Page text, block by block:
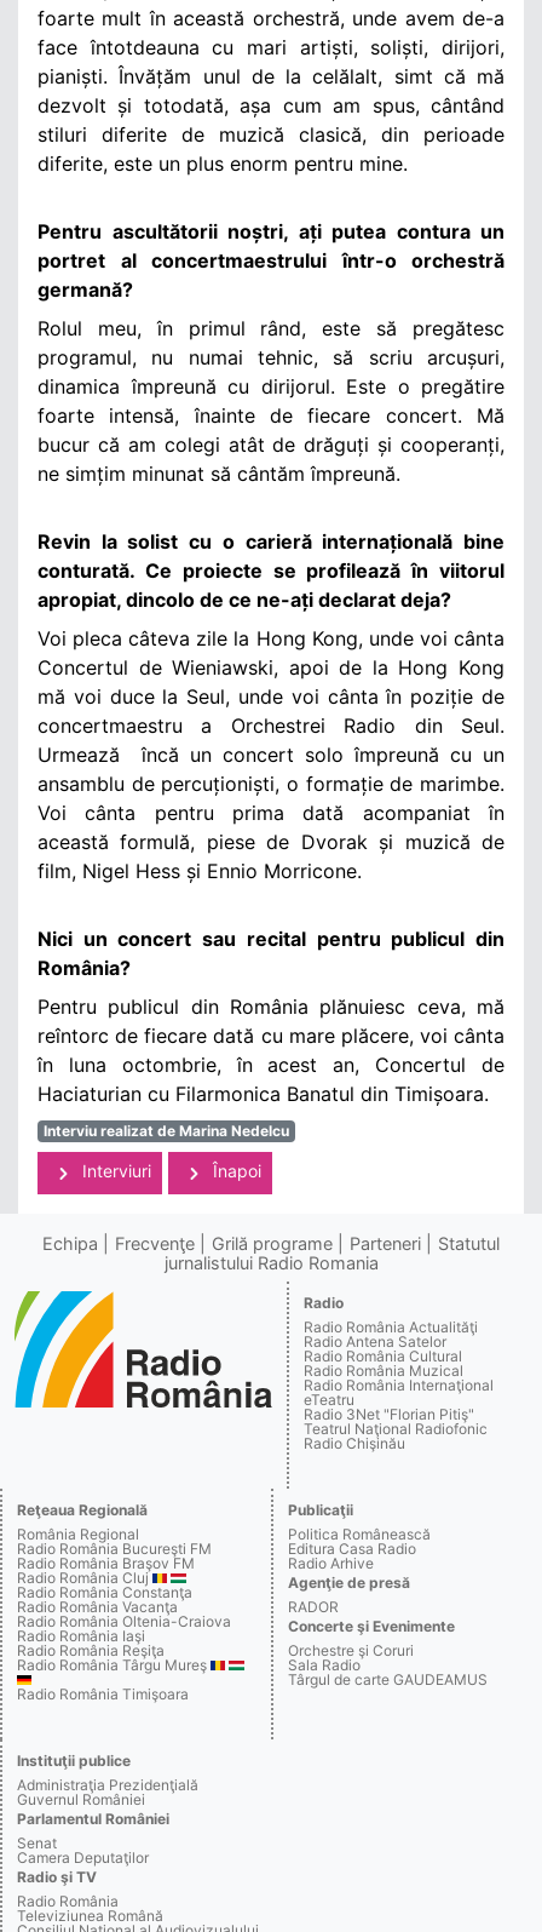
foarte mult în această orchestră, unde avem de-a
face întotdeauna cu mari artiști, soliști, dirijori,
pianiști. Învățăm unul de la celălalt, simt că mă
dezvolt și totodată, așa cum am spus, cântând
stiluri diferite de muzică clasică, din perioade
diferite, este un plus enorm pentru mine.
Pentru ascultătorii noștri, ați putea contura un
portret al concertmaestrului într-o orchestră
germană?
Rolul meu, în primul rând, este să pregătesc
programul, nu numai tehnic, să scriu arcușuri,
dinamica împreună cu dirijorul. Este o pregătire
foarte intensă, înainte de fiecare concert. Mă
bucur că am colegi atât de drăguți și cooperanți,
ne simțim minunat să cântăm împreună.
Revin la solist cu o carieră internațională bine
conturată. Ce proiecte se profilează în viitorul
apropiat, dincolo de ce ne-ați declarat deja?
Voi pleca câteva zile la Hong Kong, unde voi cânta
Concertul de Wieniawski, apoi de la Hong Kong
mă voi duce la Seul, unde voi cânta în poziție de
concertmaestru a Orchestrei Radio din Seul.
Urmează încă un concert solo împreună cu un
ansamblu de percuționiști, o formație de marimbe.
Voi cânta pentru prima dată acompaniat în
această formulă, piese de Dvorak și muzică de
film, Nigel Hess și Ennio Morricone.
Nici un concert sau recital pentru publicul din
România?
Pentru publicul din România plănuiesc ceva, mă
reîntorc de fiecare dată cu mare plăcere, voi cânta
în luna octombrie, în acest an, Concertul de
Haciaturian cu Filarmonica Banatul din Timișoara.
Interviu realizat de Marina Nedelcu
Interviuri Înapoi
Echipa Frecvenţe Grilă programe Parteneri
Statutul
jurnalistului Radio Romania
Radio
Radio România Actualităţi
Radio Antena Satelor
Radio România Cultural
Radio România Muzical
Radio România Internaţional
eTeatru
Radio 3Net "Florian Pitiş"
Teatrul Naţional Radiofonic
Radio Chişinău
Reţeaua Regională
România Regional
Radio România Bucureşti FM
Radio România Braşov FM
Radio România Cluj
Radio România Constanţa
Radio România Vacanţa
Radio România Oltenia-Craiova
Radio România Iaşi
Radio România Reşiţa
Radio România Târgu Mureş
Radio România Timişoara
Publicaţii
Politica Românească
Editura Casa Radio
Radio Arhive
Agenţie de presă
RADOR
Concerte şi Evenimente
Orchestre şi Coruri
Sala Radio
Târgul de carte GAUDEAMUS
Instituţii publice
Administraţia Prezidenţială
Guvernul României
Parlamentul României
Senat
Camera Deputaţilor
Radio şi TV
Radio România
Televiziunea Română